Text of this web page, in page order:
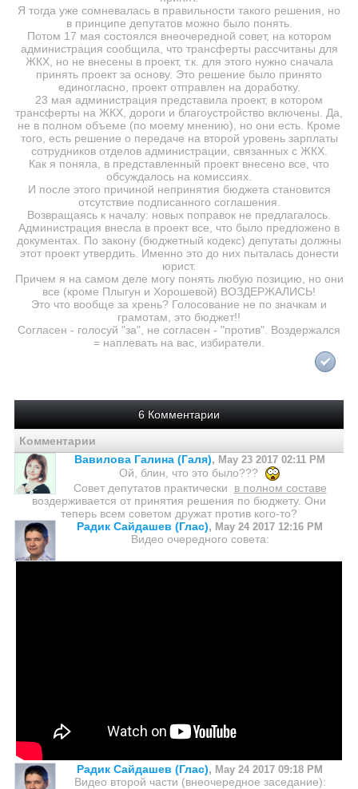
Я тогда уже сомневалась в правильности такого решения, но
в принципе депутатов можно было понять.
Потом 17 мая состоялся внеочередной совет, на котором
администрация сообщила, что трансферты рассчитаны для
ЖКХ, но не внесены в проект, т.к. для этого нужно сначала
принять проект за основу. Это решение было принято
единогласно, проект отправлен на доработку.
23 мая администрация представила проект, в котором
трансферты на ЖКХ, дороги и благоустройство включены. Да,
не в полном объеме (по моему мнению), но они есть. Кроме
того, есть решение о передаче на второй уровень зарплаты
сотрудников отделов администрации, связанных с ЖКХ.
Как я поняла, в представленный проект внесено все, что
обсуждалось на комиссиях.
И после этого причиной непринятия бюджета становится
отсутствие подписанного соглашения.
Возвращаясь к началу: новых поправок не предлагалось.
Администрация внесла в проект все, что было предложено в
документах. По закону (бюджетный кодекс) депутаты должны
этот проект утвердить. Именно это до них пыталась донести
юрист.
Причем я на самом деле могу понять любую позицию, но они
все (кроме Плыгун и Хорошевой) ВОЗДЕРЖАЛИСЬ!
Это что вообще за хрень? Голосование не по значкам и
грамотам, это бюджет!!
Согласен - голосуй "за", не согласен - "против". Воздержался
= наплевать на вас, избиратели.
6 Комментарии
Комментарии
Вавилова Галина (Галя), May 23 2017 02:11 PM
Ой, блин, что это было???
Совет депутатов практически в полном составе
воздерживается от принятия решения по бюджету. Они
теперь всем советом дружат против кого-то?
Радик Сайдашев (Глас), May 24 2017 12:16 PM
Видео очередного совета:
Радик Сайдашев (Глас), May 24 2017 09:18 PM
Видео второй части (внеочередное заседание):